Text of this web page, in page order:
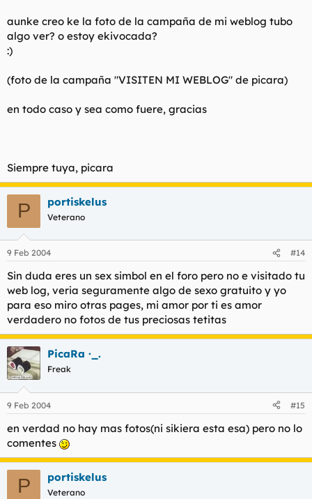
aunke creo ke la foto de la campaña de mi weblog tubo
algo ver? o estoy ekivocada?
:)
(foto de la campaña "VISITEN MI WEBLOG" de picara)
en todo caso y sea como fuere, gracias
Siempre tuya, picara
P portiskelus
Veterano
9 Feb 2004 #14
Sin duda eres un sex simbol en el foro pero no e visitado tu
web log, veria seguramente algo de sexo gratuito y yo
para eso miro otras pages, mi amor por ti es amor
verdadero no fotos de tus preciosas tetitas
PicaRa ·_.
Freak
9 Feb 2004 #15
en verdad no hay mas fotos(ni sikiera esta esa) pero no lo
comentes
P portiskelus
Veterano